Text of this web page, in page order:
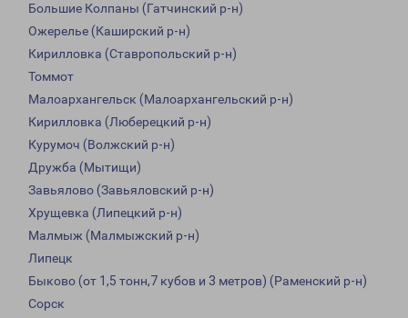
Большие Колпаны (Гатчинский р-н)
Ожерелье (Каширский р-н)
Кирилловка (Ставропольский р-н)
Томмот
Малоархангельск (Малоархангельский р-н)
Кирилловка (Люберецкий р-н)
Курумоч (Волжский р-н)
Дружба (Мытищи)
Завьялово (Завьяловский р-н)
Хрущевка (Липецкий р-н)
Малмыж (Малмыжский р-н)
Липецк
Быково (от 1,5 тонн,7 кубов и 3 метров) (Раменский р-н)
Сорск